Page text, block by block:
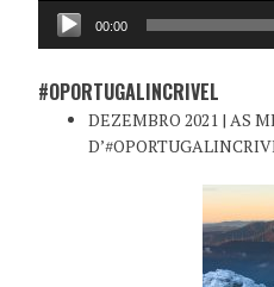
00:00
#OPORTUGALINCRIVEL
DEZEMBRO 2021 | AS